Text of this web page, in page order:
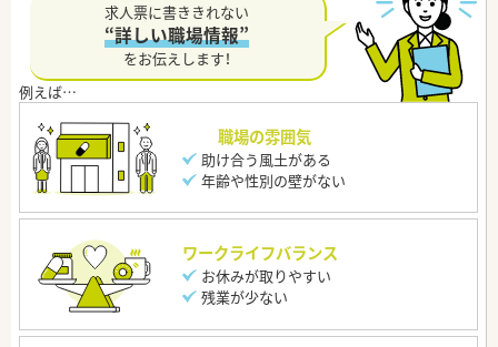
求人票に書ききれない
“詳しい職場情報”
をお伝えします！
職場の雰囲気
助け合う風土がある
年齢や性別の壁がない
ワークライフバランス
お休みが取りやすい
残業が少ない